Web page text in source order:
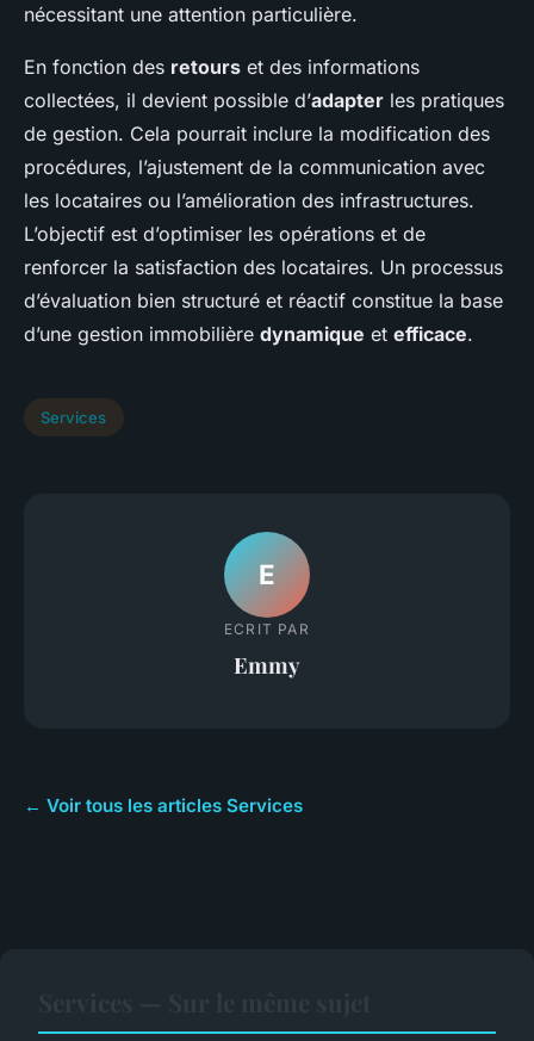
nécessitant une attention particulière.
En fonction des retours et des informations
collectées, il devient possible d’adapter les pratiques
de gestion. Cela pourrait inclure la modification des
procédures, l’ajustement de la communication avec
les locataires ou l’amélioration des infrastructures.
L’objectif est d’optimiser les opérations et de
renforcer la satisfaction des locataires. Un processus
d’évaluation bien structuré et réactif constitue la base
d’une gestion immobilière dynamique et efficace.
Services
E
ECRIT PAR
Emmy
← Voir tous les articles Services